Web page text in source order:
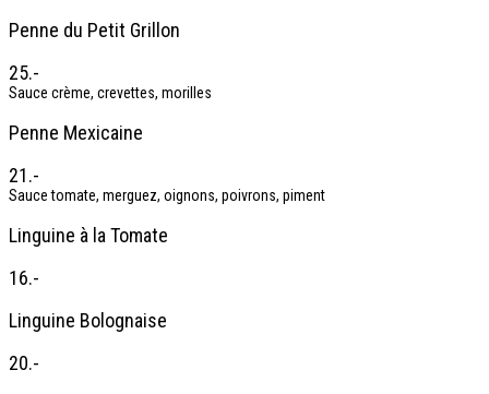
Penne du Petit Grillon
25.-
Sauce crème, crevettes, morilles
Penne Mexicaine
21.-
Sauce tomate, merguez, oignons, poivrons, piment
Linguine à la Tomate
16.-
Linguine Bolognaise
20.-